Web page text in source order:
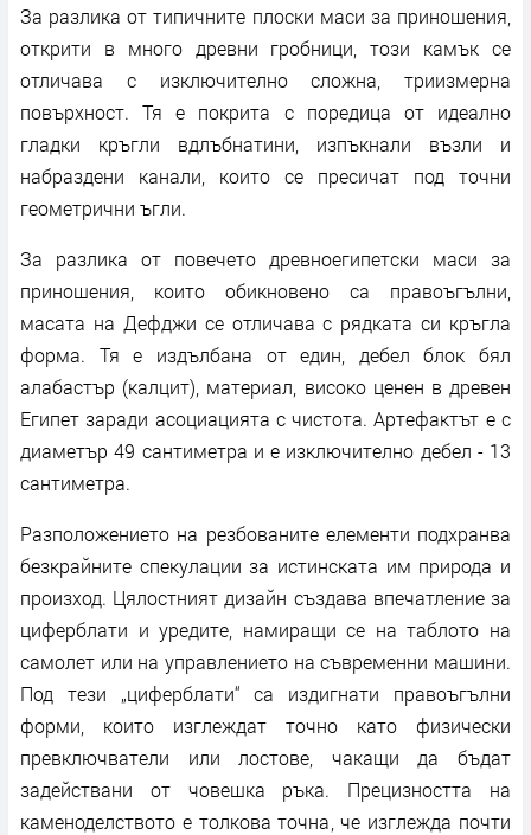
За разлика от типичните плоски маси за приношения,
открити в много древни гробници, този камък се
отличава с изключително сложна, триизмерна
повърхност. Тя е покрита с поредица от идеално
гладки кръгли вдлъбнатини, изпъкнали възли и
набраздени канали, които се пресичат под точни
геометрични ъгли.
За разлика от повечето древноегипетски маси за
приношения, които обикновено са правоъгълни,
масата на Дефджи се отличава с рядката си кръгла
форма. Тя е издълбана от един, дебел блок бял
алабастър (калцит), материал, високо ценен в древен
Египет заради асоциацията с чистота. Артефактът е с
диаметър 49 сантиметра и е изключително дебел - 13
сантиметра.
Разположението на резбованите елементи подхранва
безкрайните спекулации за истинската им природа и
произход. Цялостният дизайн създава впечатление за
циферблати и уредите, намиращи се на таблото на
самолет или на управлението на съвременни машини.
Под тези „циферблати“ са издигнати правоъгълни
форми, които изглеждат точно като физически
превключватели или лостове, чакащи да бъдат
задействани от човешка ръка. Прецизността на
каменоделството е толкова точна, че изглежда почти